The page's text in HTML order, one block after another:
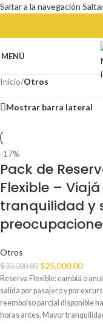
Saltar a la navegación
MENÚ
Inicio/Otros
Mostrar barra lateral
-17%
Pack de
Flexible –
tranquilidad y
Otros
$30,000.00 $25,000.00
Reserva Flexible: cambiá o
salida por pasajero y por
reembolso parcial disponible
horas antes. Mayor